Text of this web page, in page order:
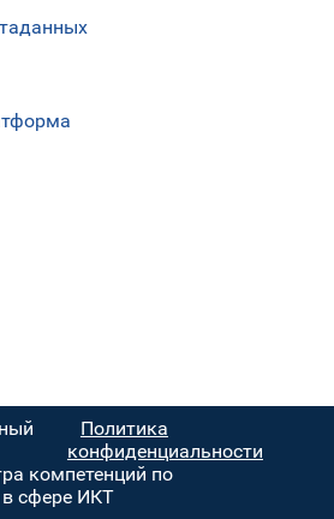
Политика
конфиденциальности
компетенций по
сфере ИКТ